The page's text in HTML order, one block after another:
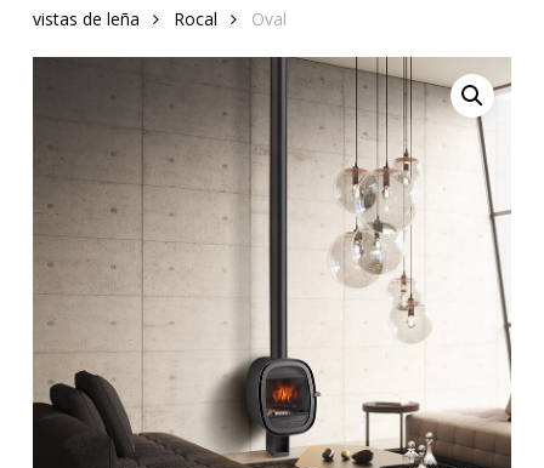
vistas de leña
Rocal Oval